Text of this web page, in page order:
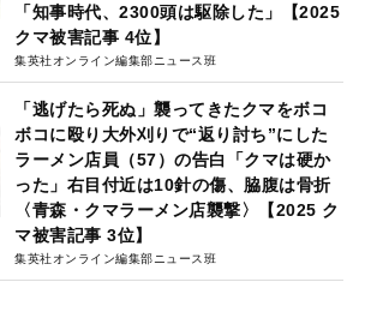
「知事時代、2300頭は駆除した」【2025
クマ被害記事 4位】
集英社オンライン編集部ニュース班
「逃げたら死ぬ」襲ってきたクマをボコ
ボコに殴り大外刈りで“返り討ち”にした
ラーメン店員（57）の告白「クマは硬か
った」右目付近は10針の傷、脇腹は骨折
〈青森・クマラーメン店襲撃〉【2025 ク
マ被害記事 3位】
集英社オンライン編集部ニュース班